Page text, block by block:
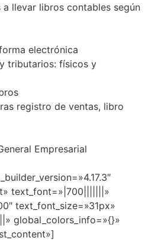
llevar libros contables según
electrónica
tributarios: físicos y
registro de ventas, libro
Empresarial
text_font=»|700|||||||»
text_font_size=»31px»
global_colors_info=»{}»